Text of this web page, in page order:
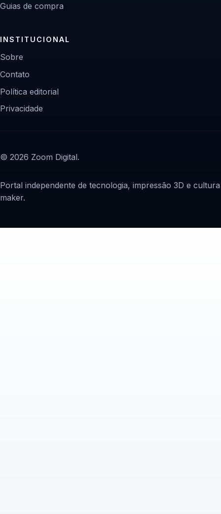
Guias de compra
INSTITUCIONAL
Sobre
Contato
Política editorial
Privacidade
© 2026 Zoom Digital.
Portal independente de tecnologia, impressão 3D e cultura
maker.